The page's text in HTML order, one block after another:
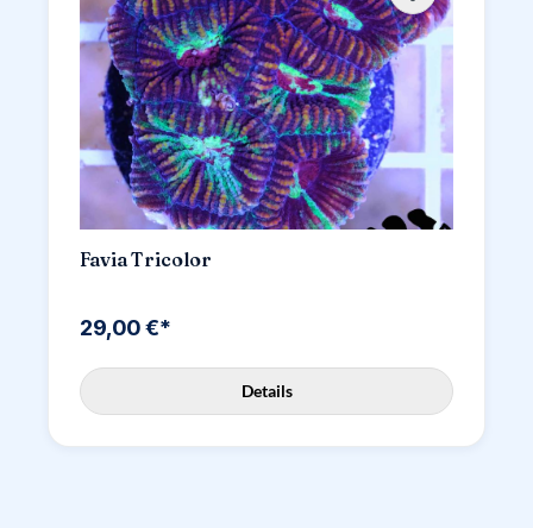
Favia Tricolor
29,00 €*
Details